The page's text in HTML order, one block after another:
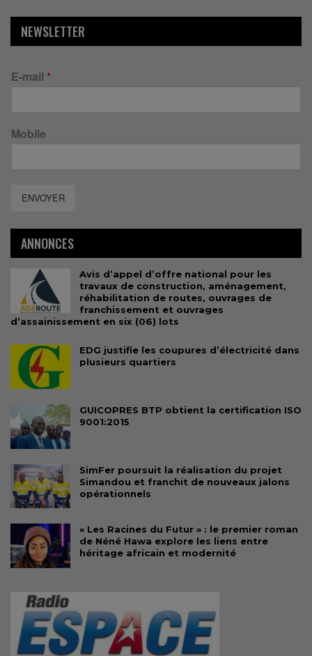
NEWSLETTER
E-mail *
Mobile
ENVOYER
ANNONCES
Avis d’appel d’offre national pour les
travaux de construction, aménagement,
réhabilitation de routes, ouvrages de
franchissement et ouvrages
d’assainissement en six (06) lots
EDG justifie les coupures d’électricité dans
plusieurs quartiers
GUICOPRES BTP obtient la certification ISO
9001:2015
SimFer poursuit la réalisation du projet
Simandou et franchit de nouveaux jalons
opérationnels
« Les Racines du Futur » : le premier roman
de Néné Hawa explore les liens entre
héritage africain et modernité